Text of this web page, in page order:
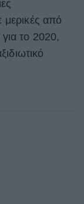
από
για το 2020,